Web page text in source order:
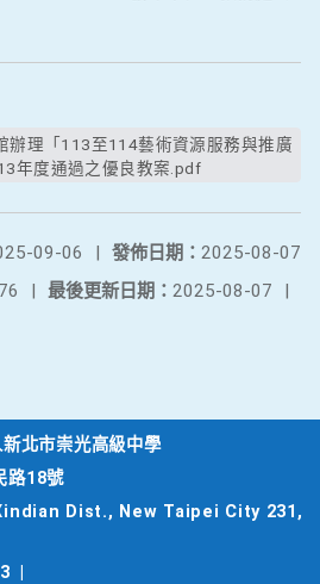
年度通過之優良教案.pdf
發佈日期： 2025-08-07
09-06
|
最後更新日期： 2025-08-07 |
|
北市崇光高級中學
路18號
Dist., New Taipei City 231,